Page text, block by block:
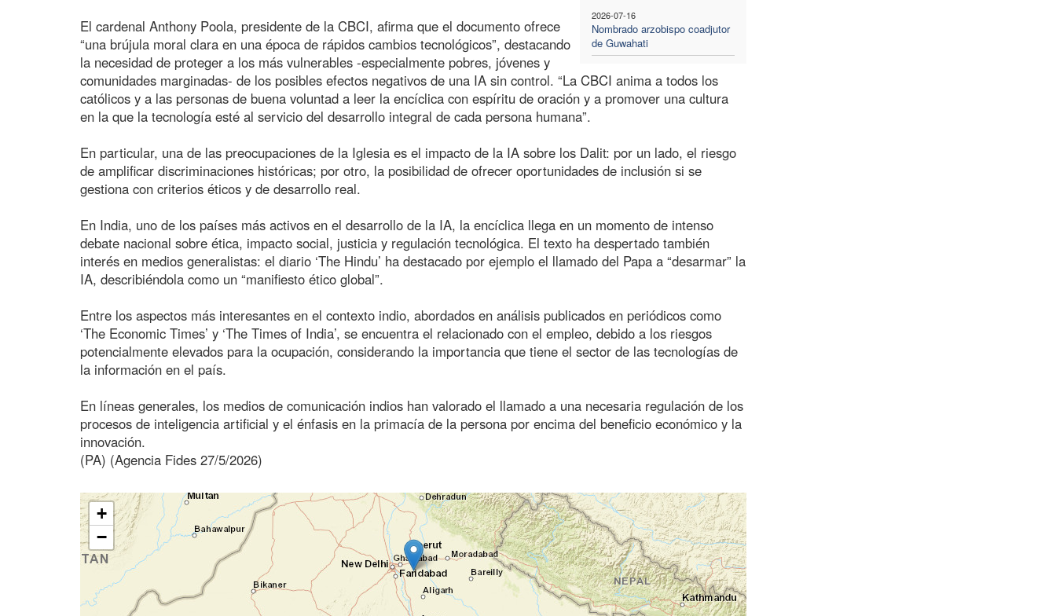
2026-07-16
Nombrado arzobispo coadjutor
de Guwahati
El cardenal Anthony Poola, presidente de la CBCI, afirma que el documento ofrece
“una brújula moral clara en una época de rápidos cambios tecnológicos”, destacando
la necesidad de proteger a los más vulnerables -especialmente pobres, jóvenes y
comunidades marginadas- de los posibles efectos negativos de una IA sin control. “La CBCI anima a todos los
católicos y a las personas de buena voluntad a leer la encíclica con espíritu de oración y a promover una cultura
en la que la tecnología esté al servicio del desarrollo integral de cada persona humana”.
En particular, una de las preocupaciones de la Iglesia es el impacto de la IA sobre los Dalit: por un lado, el riesgo
de amplificar discriminaciones históricas; por otro, la posibilidad de ofrecer oportunidades de inclusión si se
gestiona con criterios éticos y de desarrollo real.
En India, uno de los países más activos en el desarrollo de la IA, la encíclica llega en un momento de intenso
debate nacional sobre ética, impacto social, justicia y regulación tecnológica. El texto ha despertado también
interés en medios generalistas: el diario ‘The Hindu’ ha destacado por ejemplo el llamado del Papa a “desarmar” la
IA, describiéndola como un “manifiesto ético global”.
Entre los aspectos más interesantes en el contexto indio, abordados en análisis publicados en periódicos como
‘The Economic Times’ y ‘The Times of India’, se encuentra el relacionado con el empleo, debido a los riesgos
potencialmente elevados para la ocupación, considerando la importancia que tiene el sector de las tecnologías de
la información en el país.
En líneas generales, los medios de comunicación indios han valorado el llamado a una necesaria regulación de los
procesos de inteligencia artificial y el énfasis en la primacía de la persona por encima del beneficio económico y la
innovación.
(PA) (Agencia Fides 27/5/2026)
+
−